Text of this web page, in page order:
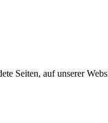
Seiten, auf unserer